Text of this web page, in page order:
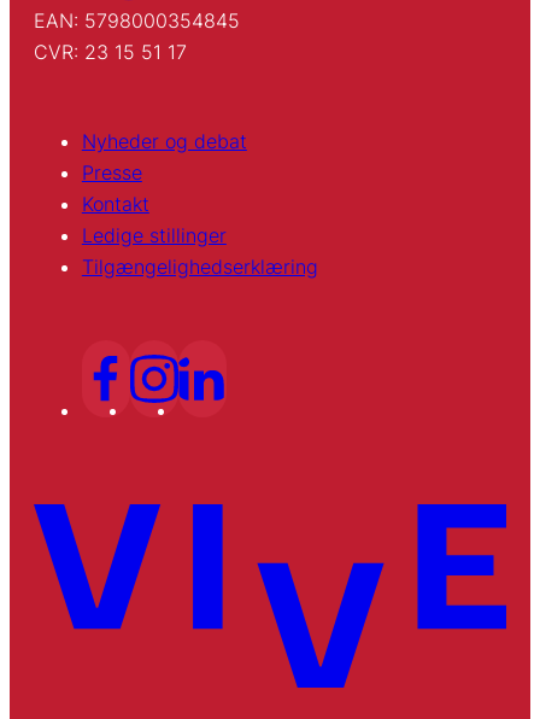
EAN: 5798000354845
CVR: 23 15 51 17
Nyheder og debat
Presse
Kontakt
Ledige stillinger
Tilgængelighedserklæring